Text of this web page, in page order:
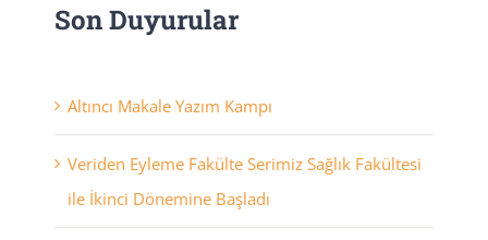
Son Duyurular
Altıncı Makale Yazım Kampı
Veriden Eyleme Fakülte Serimiz Sağlık Fakültesi
ile İkinci Dönemine Başladı